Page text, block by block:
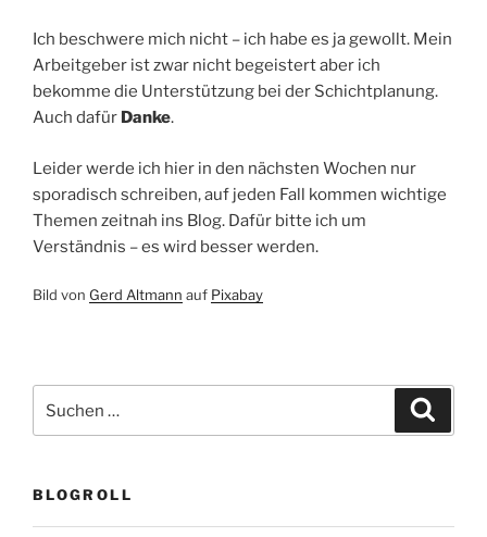
Ich beschwere mich nicht – ich habe es ja gewollt. Mein
Arbeitgeber ist zwar nicht begeistert aber ich
bekomme die Unterstützung bei der Schichtplanung.
Auch dafür Danke.
Leider werde ich hier in den nächsten Wochen nur
sporadisch schreiben, auf jeden Fall kommen wichtige
Themen zeitnah ins Blog. Dafür bitte ich um
Verständnis – es wird besser werden.
Bild von Gerd Altmann auf Pixabay
nach:
BLOGROLL